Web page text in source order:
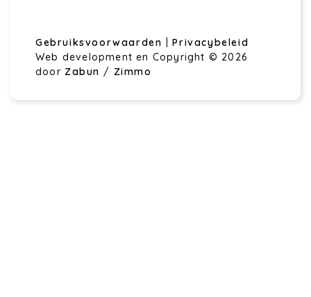
Gebruiksvoorwaarden |Privacybeleid
Web development en Copyright © 2026
door Zabun / Zimmo